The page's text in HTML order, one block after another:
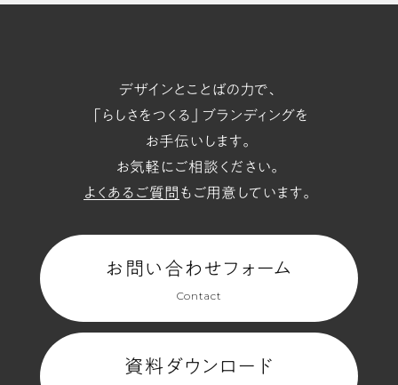
デザインとことばの力で、
「らしさをつくる」ブランディングを
お手伝いします。
お気軽にご相談ください。
よくあるご質問 もご用意しています。
お問い合わせフォーム
Contact
資料ダウンロード